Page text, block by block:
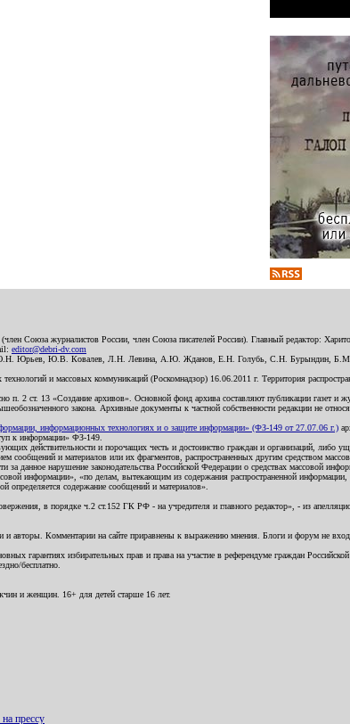
Союза журналистов России, член Союза писателей России). Главный редактор:
editor@debri-dv.com
Ю.Н. Юрьев, Ю.В. Ковалев, Л.Н. Левина, А.Ю. Жданов, Е.Н. Голубь, С.Н. Бурындин,
и массовых коммуникаций (Роскомнадзор) 16.06.2011 г. Территория
п. 2 ст. 13 «Создание архивов». Основной фонд архива составляют публикации газет и
закона. Архивные документы к частной собственности редакции не
информационных технологиях и о защите информации» (ФЗ-149 от 27.07.06 г.)
к информации» ФЗ-149.
действительности и порочащих честь и достоинство граждан и организаций, либо
и материалов или их фрагментов, распространенных другим средством
данное нарушение законодательства Российской Федерации о средствах массовой
информации», «по делам, вытекающим из содержания распространенной информации,
определяется содержание сообщений и материалов».
в порядке ч.2 ст.152 ГК РФ - на учредителя и главного редактор», - из
и авторы. Комментарии на сайте приравнены к выражению мнения. Блоги и форум не
гарантиях избирательных прав и права на участие в референдуме граждан
бесплатно.
и женщин. 16+ для детей старше 16 лет.